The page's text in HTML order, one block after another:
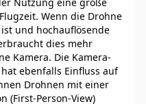
Wenn die Drohne
und hochauflösende
dies mehr
Kamera. Die Kamera-
ebenfalls Einfluss auf
Drohnen mit einer
(First-Person-View)